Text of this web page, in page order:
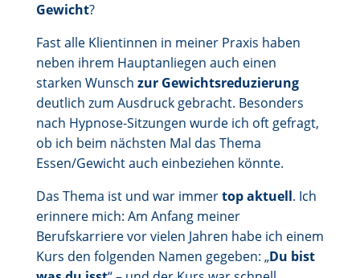
Gewicht?
Fast alle Klientinnen in meiner Praxis haben
neben ihrem Hauptanliegen auch einen
starken Wunsch zur Gewichtsreduzierung
deutlich zum Ausdruck gebracht. Besonders
nach Hypnose-Sitzungen wurde ich oft gefragt,
ob ich beim nächsten Mal das Thema
Essen/Gewicht auch einbeziehen könnte.
Das Thema ist und war immertop aktuell. Ich
erinnere mich: Am Anfang meiner
Berufskarriere vor vielen Jahren habe ich einem
Kurs den folgenden Namen gegeben: „Du bist